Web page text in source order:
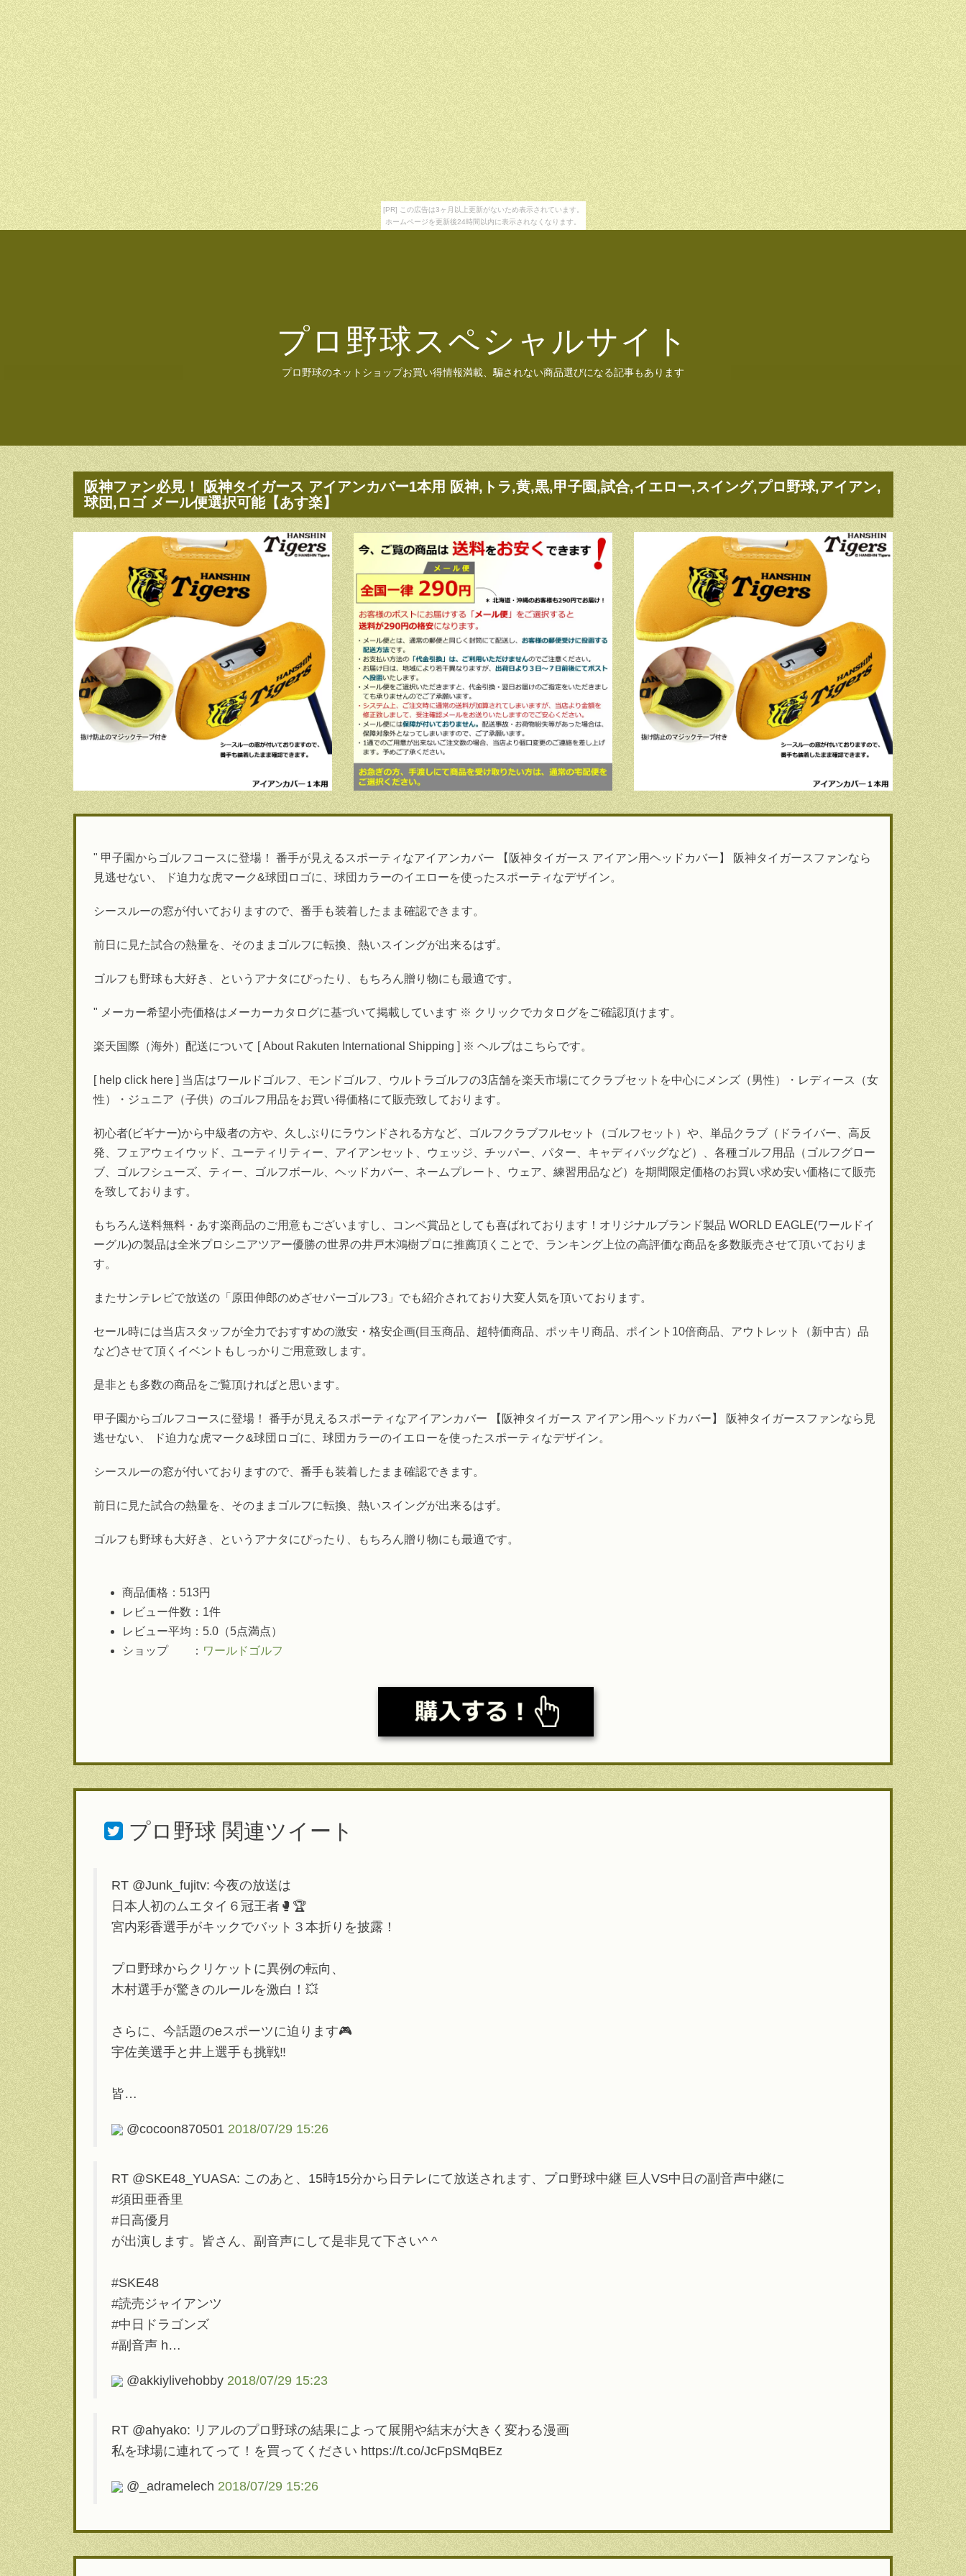
[PR] この広告は3ヶ月以上更新がないため表示されています。
ホームページを更新後24時間以内に表示されなくなります。
プロ野球スペシャルサイト
プロ野球のネットショップお買い得情報満載、騙されない商品選びになる記事もあります
阪神ファン必見！ 阪神タイガース アイアンカバー1本用 阪神,トラ,黄,黒,甲子園,試合,イエロー,スイング,プロ野球,アイアン,
球団,ロゴ メール便選択可能【あす楽】
" 甲子園からゴルフコースに登場！ 番手が見えるスポーティなアイアンカバー 【阪神タイガース アイアン用ヘッドカバー】 阪神タイガースファンなら
見逃せない、 ド迫力な虎マーク&球団ロゴに、球団カラーのイエローを使ったスポーティなデザイン。
シースルーの窓が付いておりますので、番手も装着したまま確認できます。
前日に見た試合の熱量を、そのままゴルフに転換、熱いスイングが出来るはず。
ゴルフも野球も大好き、というアナタにぴったり、もちろん贈り物にも最適です。
" メーカー希望小売価格はメーカーカタログに基づいて掲載しています ※ クリックでカタログをご確認頂けます。
楽天国際（海外）配送について [ About Rakuten International Shipping ] ※ ヘルプはこちらです。
[ help click here ] 当店はワールドゴルフ、モンドゴルフ、ウルトラゴルフの3店舗を楽天市場にてクラブセットを中心にメンズ（男性）・レディース（女
性）・ジュニア（子供）のゴルフ用品をお買い得価格にて販売致しております。
初心者(ビギナー)から中級者の方や、久しぶりにラウンドされる方など、ゴルフクラブフルセット（ゴルフセット）や、単品クラブ（ドライバー、高反
発、フェアウェイウッド、ユーティリティー、アイアンセット、ウェッジ、チッパー、パター、キャディバッグなど）、各種ゴルフ用品（ゴルフグロー
ブ、ゴルフシューズ、ティー、ゴルフボール、ヘッドカバー、ネームプレート、ウェア、練習用品など）を期間限定価格のお買い求め安い価格にて販売
を致しております。
もちろん送料無料・あす楽商品のご用意もございますし、コンペ賞品としても喜ばれております！オリジナルブランド製品 WORLD EAGLE(ワールドイ
ーグル)の製品は全米プロシニアツアー優勝の世界の井戸木鴻樹プロに推薦頂くことで、ランキング上位の高評価な商品を多数販売させて頂いておりま
す。
またサンテレビで放送の「原田伸郎のめざせパーゴルフ3」でも紹介されており大変人気を頂いております。
セール時には当店スタッフが全力でおすすめの激安・格安企画(目玉商品、超特価商品、ポッキリ商品、ポイント10倍商品、アウトレット（新中古）品
など)させて頂くイベントもしっかりご用意致します。
是非とも多数の商品をご覧頂ければと思います。
甲子園からゴルフコースに登場！ 番手が見えるスポーティなアイアンカバー 【阪神タイガース アイアン用ヘッドカバー】 阪神タイガースファンなら見
逃せない、 ド迫力な虎マーク&球団ロゴに、球団カラーのイエローを使ったスポーティなデザイン。
シースルーの窓が付いておりますので、番手も装着したまま確認できます。
前日に見た試合の熱量を、そのままゴルフに転換、熱いスイングが出来るはず。
ゴルフも野球も大好き、というアナタにぴったり、もちろん贈り物にも最適です。
商品価格：513円
レビュー件数：1件
レビュー平均：5.0（5点満点）
ショップ ： ワールドゴルフ
プロ野球 関連ツイート
RT @Junk_fujitv: 今夜の放送は
日本人初のムエタイ６冠王者🥊🏆
宮内彩香選手がキックでバット３本折りを披露！
プロ野球からクリケットに異例の転向、
木村選手が驚きのルールを激白！💥
さらに、今話題のeスポーツに迫ります🎮
宇佐美選手と井上選手も挑戦‼️
皆…
@cocoon870501 2018/07/29 15:26
RT @SKE48_YUASA: このあと、15時15分から日テレにて放送されます、プロ野球中継 巨人VS中日の副音声中継に
#須田亜香里
#日高優月
が出演します。皆さん、副音声にして是非見て下さい^ ^
#SKE48
#読売ジャイアンツ
#中日ドラゴンズ
#副音声 h…
@akkiylivehobby 2018/07/29 15:23
RT @ahyako: リアルのプロ野球の結果によって展開や結末が大きく変わる漫画
私を球場に連れてって！を買ってください https://t.co/JcFpSMqBEz
@_adramelech 2018/07/29 15:26